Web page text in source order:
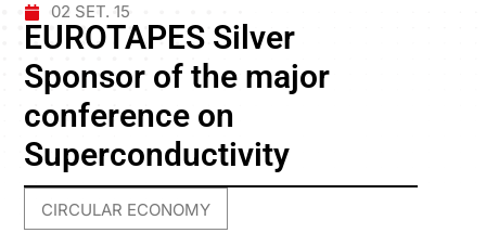
02 SET. 15
EUROTAPES Silver
Sponsor of the major
conference on
Superconductivity
CIRCULAR ECONOMY